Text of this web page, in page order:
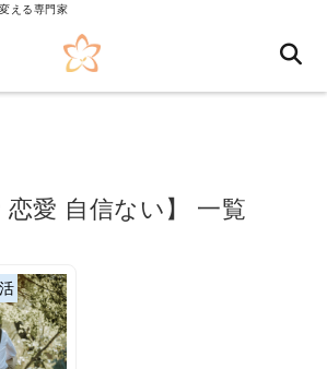
える専門家
恋愛 自信ない】 一覧